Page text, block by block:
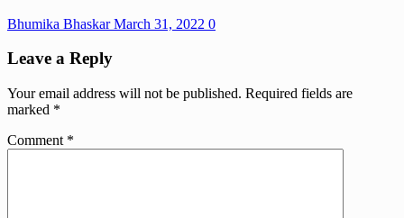
Bhumika BhaskarMarch 31, 2022 0
Leave a Reply
Your email address will not be published. Required fields are
marked *
Comment *